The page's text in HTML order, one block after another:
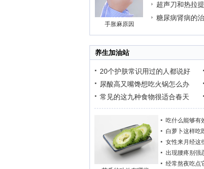
手胀麻原因
超声刀和热拉
糖尿病肾病的
养生加油站
20个护肤常识用过的人都说好
尿酸高又嘴馋想吃火锅怎么办
常见的这九种食物很适合春天
吃什么能够有
白萝卜这样吃
女性来月经这
出现腰疼别强
经常熬夜吃点